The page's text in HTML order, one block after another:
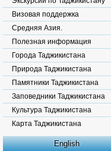
Визовая поддержка
Средняя Азия.
Полезная информация
Города Таджикистана
Природа Таджикистана
Памятники Таджикистана
Заповедники Таджикистана
Культура Таджикистана
Карта Таджикистана
English